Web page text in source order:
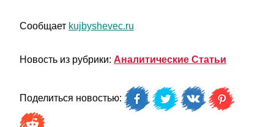
Сообщает kujbyshevec.ru
Новость из рубрики: Аналитические Статьи
Поделиться новостью: